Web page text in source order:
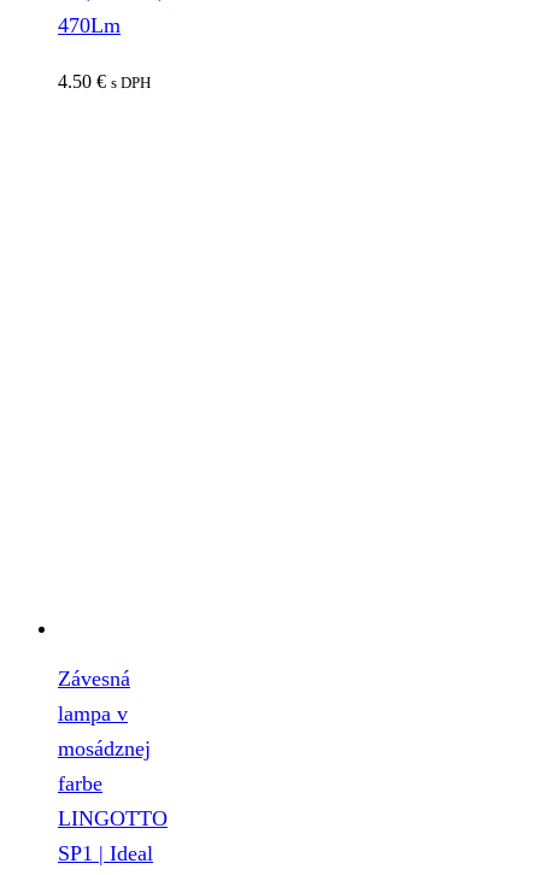
470Lm
4.50 € s DPH
Závesná
lampa v
mosádznej
farbe
LINGOTTO
SP1 | Ideal